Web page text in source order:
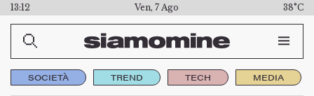
13:12 Ven, 7 Ago 38°C
SOCIETÀ TREND TECH MEDIA